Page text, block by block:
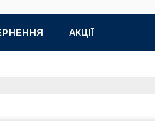
АКЦІЇ